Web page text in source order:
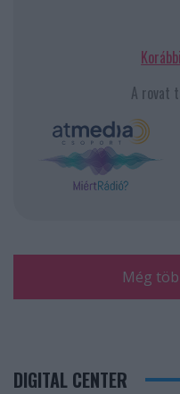
A rovat
Még
DIGITAL CENTER